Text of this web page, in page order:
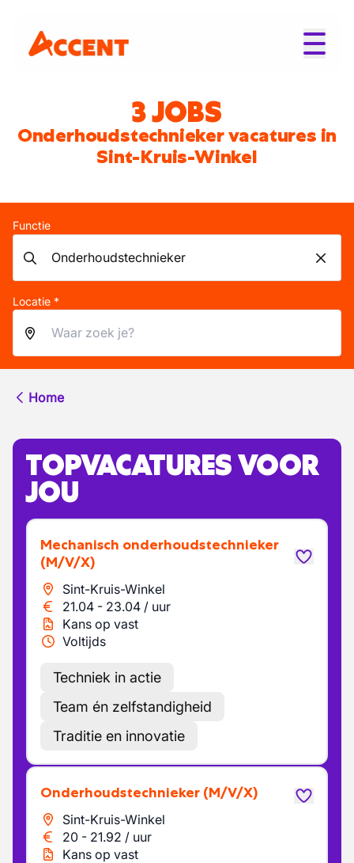
3 JOBS
Onderhoudstechnieker vacatures in
Sint-Kruis-Winkel
Functie
Locatie *
Home
TOPVACATURES VOOR
JOU
Mechanisch onderhoudstechnieker
(M/V/X)
Sint-Kruis-Winkel
21.04 - 23.04 / uur
Kans op vast
Voltijds
Techniek in actie
Team én zelfstandigheid
Traditie en innovatie
Onderhoudstechnieker (M/V/X)
Sint-Kruis-Winkel
20 - 21.92 / uur
Kans op vast